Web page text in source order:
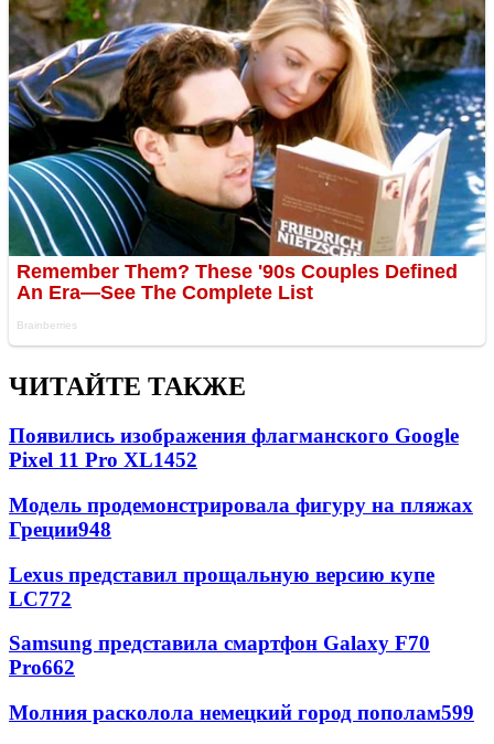
ЧИТАЙТЕ ТАКЖЕ
Появились изображения флагманского Google
Pixel 11 Pro XL1452
Модель продемонстрировала фигуру на пляжах
Греции948
Lexus представил прощальную версию купе
LC772
Samsung представила смартфон Galaxy F70
Pro662
Молния расколола немецкий город пополам599